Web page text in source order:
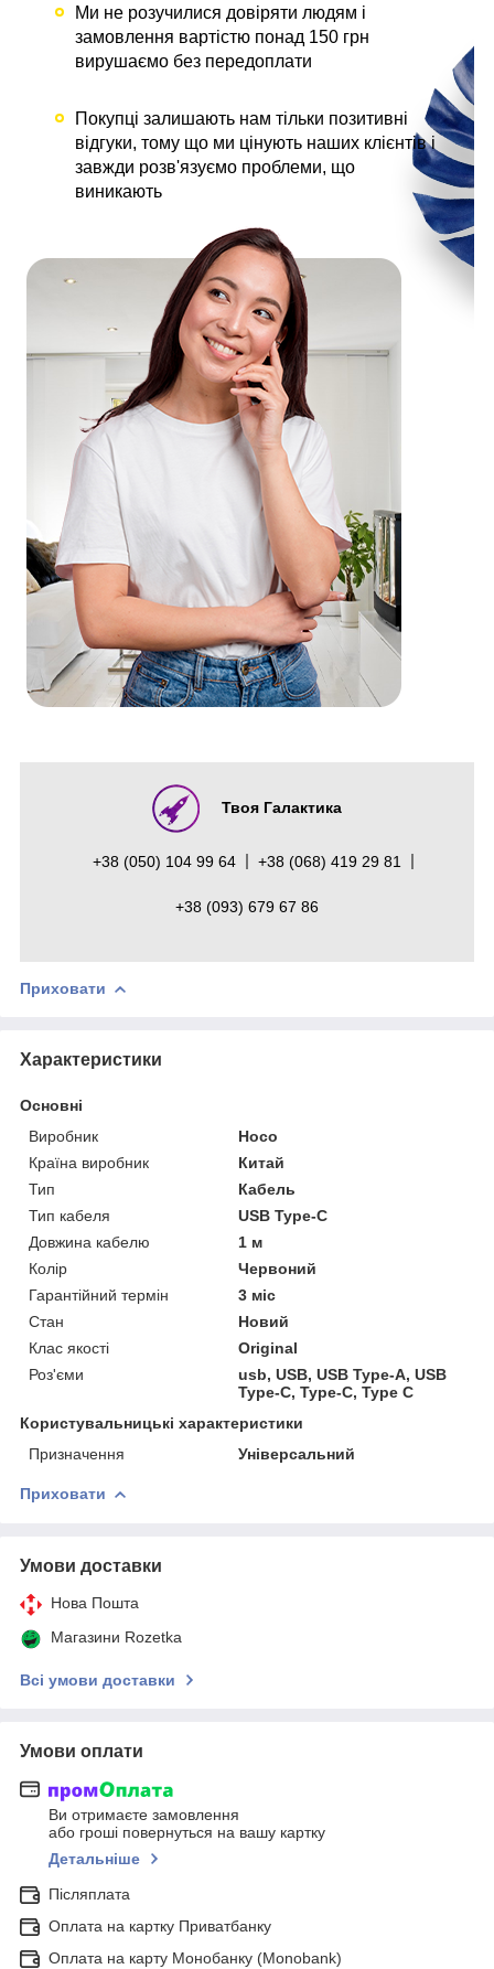
Ми не розучилися довіряти людям і
замовлення вартістю понад 150 грн
вирушаємо без передоплати
Покупці залишають нам тільки позитивні
відгуки, тому що ми цінують наших клієнтів і
завжди розв'язуємо проблеми, що
виникають
Твоя Галактика
+38 (050) 104 99 64 +38 (068) 419 29 81
+38 (093) 679 67 86
Приховати
Характеристики
Основні
Виробник
Hoco
Країна виробник
Китай
Тип
Кабель
Тип кабеля
USB Type-C
Довжина кабелю
1 м
Колір
Червоний
Гарантійний термін
3 міс
Стан
Новий
Клас якості
Original
Роз'єми
usb, USB, USB Type-A, USB
Type-C, Type-C, Type C
Користувальницькі характеристики
Призначення
Універсальний
Приховати
Умови доставки
Нова Пошта
Магазини Rozetka
Всі умови доставки
Умови оплати
Ви отримаєте замовлення
або гроші повернуться на вашу картку
Детальніше
Післяплата
Оплата на картку Приватбанку
Оплата на карту Монобанку (Monobank)